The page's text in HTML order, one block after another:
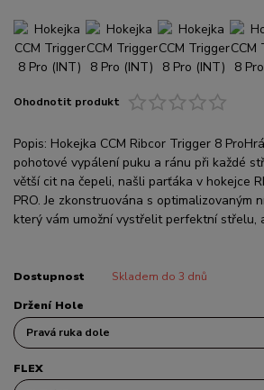
Ohodnotit produkt
Popis: Hokejka CCM Ribcor Trigger 8
pohotové vypálení puku a ránu při každé
větší cit na čepeli, našli parťáka v hokejce
PRO. Je zkonstruována s optimalizovaným
který vám umožní vystřelit perfektní střelu,
Dostupnost Skladem do 3 dnů
Držení Hole
FLEX